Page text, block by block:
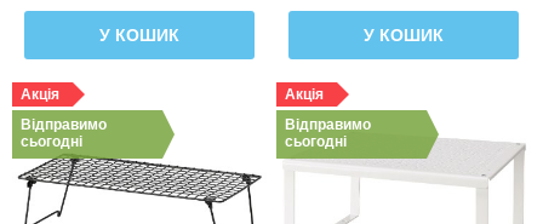
У КОШИК У КОШИК
Акція
Відправимо
сьогодні
Акція
Відправимо
сьогодні